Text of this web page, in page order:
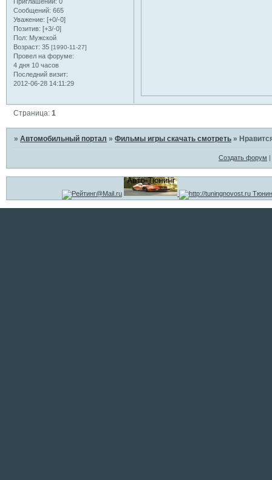
Приглашений: 0
Сообщений: 665
Уважение: [+0/-0]
Позитив: [+3/-0]
Пол: Мужской
Возраст: 35 [1990-11-27]
Провел на форуме:
4 дня 10 часов
Последний визит:
2012-06-28 14:11:29
Страница:1
»Автомобильный портал »Фильмы игры скачать смотреть »
Создать форум